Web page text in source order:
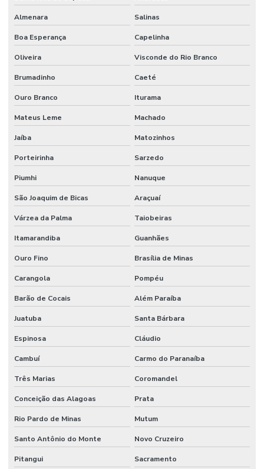
Válvula Solenóide 5 3 Vias Preço
Venda De Conexões Galvanizadas
Venda De Mangote Em São Paulo
Almenara Salinas
Boa Esperança Capelinha
Oliveira Visconde do Rio Branco
Brumadinho Caeté
Ouro Branco Iturama
Mateus Leme Machado
Jaíba Matozinhos
Porteirinha Sarzedo
Piumhi Nanuque
São Joaquim de Bicas Araçuaí
Várzea da Palma Taiobeiras
Itamarandiba Guanhães
Ouro Fino Brasília de Minas
Carangola Pompéu
Barão de Cocais Além Paraíba
Juatuba Santa Bárbara
Espinosa Cláudio
Cambuí Carmo do Paranaíba
Três Marias Coromandel
Conceição das Alagoas Prata
Rio Pardo de Minas Mutum
Santo Antônio do Monte Novo Cruzeiro
Pitangui Sacramento